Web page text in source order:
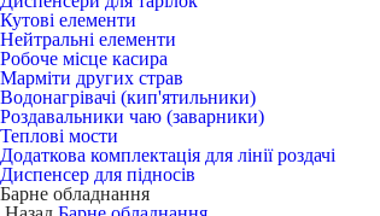
Кутові елементи
Нейтральні елементи
Робоче місце касира
Марміти других страв
Водонагрівачі (кип'ятильники)
Роздавальники чаю (заварники)
Теплові мости
Додаткова комплектація для лінії роздачі
Диспенсер для підносів
Барне обладнання